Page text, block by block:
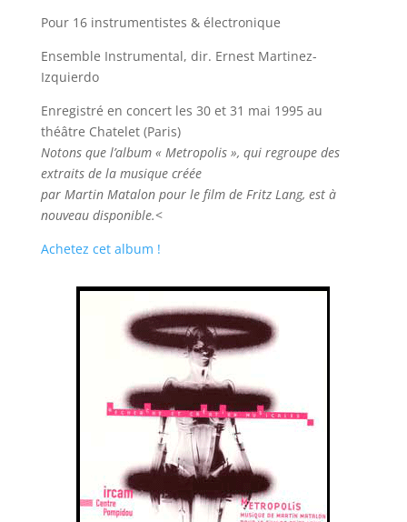
Pour 16 instrumentistes & électronique
Ensemble Instrumental, dir. Ernest Martinez-
Izquierdo
Enregistré en concert les 30 et 31 mai 1995 au
théâtre Chatelet (Paris)
Notons que l’album « Metropolis », qui regroupe des
extraits de la musique créée
par Martin Matalon pour le film de Fritz Lang, est à
nouveau disponible.<
Achetez cet album !